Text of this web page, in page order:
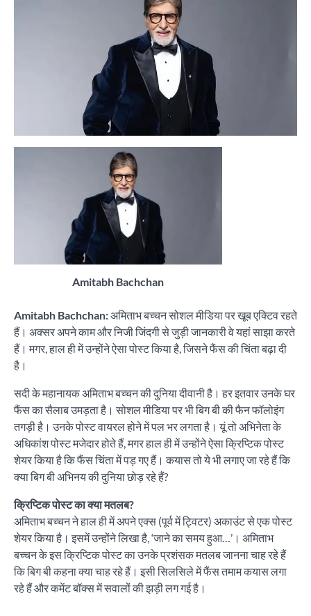
Amitabh Bachchan
Amitabh Bachchan:अमिताभ बच्चन सोशल मीडिया पर खूब एक्टिव रहते
हैं। अक्सर अपने काम और निजी जिंदगी से जुड़ी जानकारी वे यहां साझा करते
हैं। मगर, हाल ही में उन्होंने ऐसा पोस्ट किया है, जिसने फैंस की चिंता बढ़ा दी
है।
सदी के महानायक अमिताभ बच्चन की दुनिया दीवानी है। हर इतवार उनके घर
फैंस का सैलाब उमड़ता है। सोशल मीडिया पर भी बिग बी की फैन फॉलोइंग
तगड़ी है। उनके पोस्ट वायरल होने में पल भर लगता है। यूं तो अभिनेता के
अधिकांश पोस्ट मजेदार होते हैं, मगर हाल ही में उन्होंने ऐसा क्रिप्टिक पोस्ट
शेयर किया है कि फैंस चिंता में पड़ गए हैं। कयास तो ये भी लगाए जा रहे हैं कि
क्या बिग बी अभिनय की दुनिया छोड़ रहे हैं?
क्रिप्टिक पोस्ट का क्या मतलब?
अमिताभ बच्चन ने हाल ही में अपने एक्स (पूर्व में ट्विटर) अकाउंट से एक पोस्ट
शेयर किया है। इसमें उन्होंने लिखा है, ‘जाने का समय हुआ…’। अमिताभ
बच्चन के इस क्रिप्टिक पोस्ट का उनके प्रशंसक मतलब जानना चाह रहे हैं
कि बिग बी कहना क्या चाह रहे हैं। इसी सिलसिले में फैंस तमाम कयास लगा
रहे हैं और कमेंट बॉक्स में सवालों की झड़ी लग गई है।